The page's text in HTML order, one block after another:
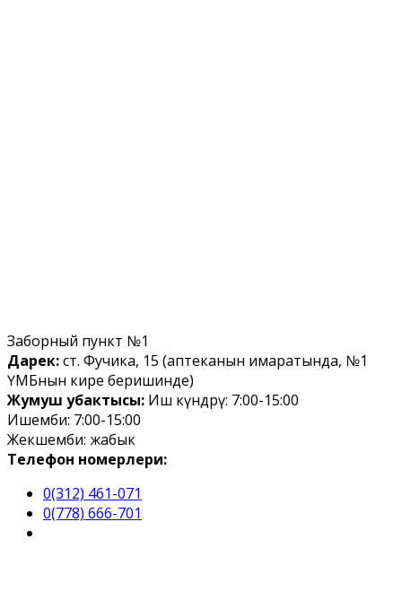
Заборный пункт №1
Дарек:ст. Фучика, 15 (аптеканын имаратында, №1
ҮМБнын кире беришинде)
Жумуш убактысы: Иш күндөрү: 7:00-15:00
Ишемби: 7:00-15:00
Жекшемби: жабык
Телефон номерлери:
0(312) 461-071
0(778) 666-701